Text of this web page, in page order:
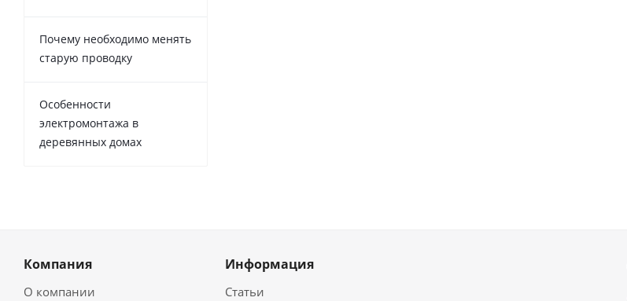
Почему необходимо менять
старую проводку
Особенности
электромонтажа в
деревянных домах
Компания
О компании
Информация
Статьи